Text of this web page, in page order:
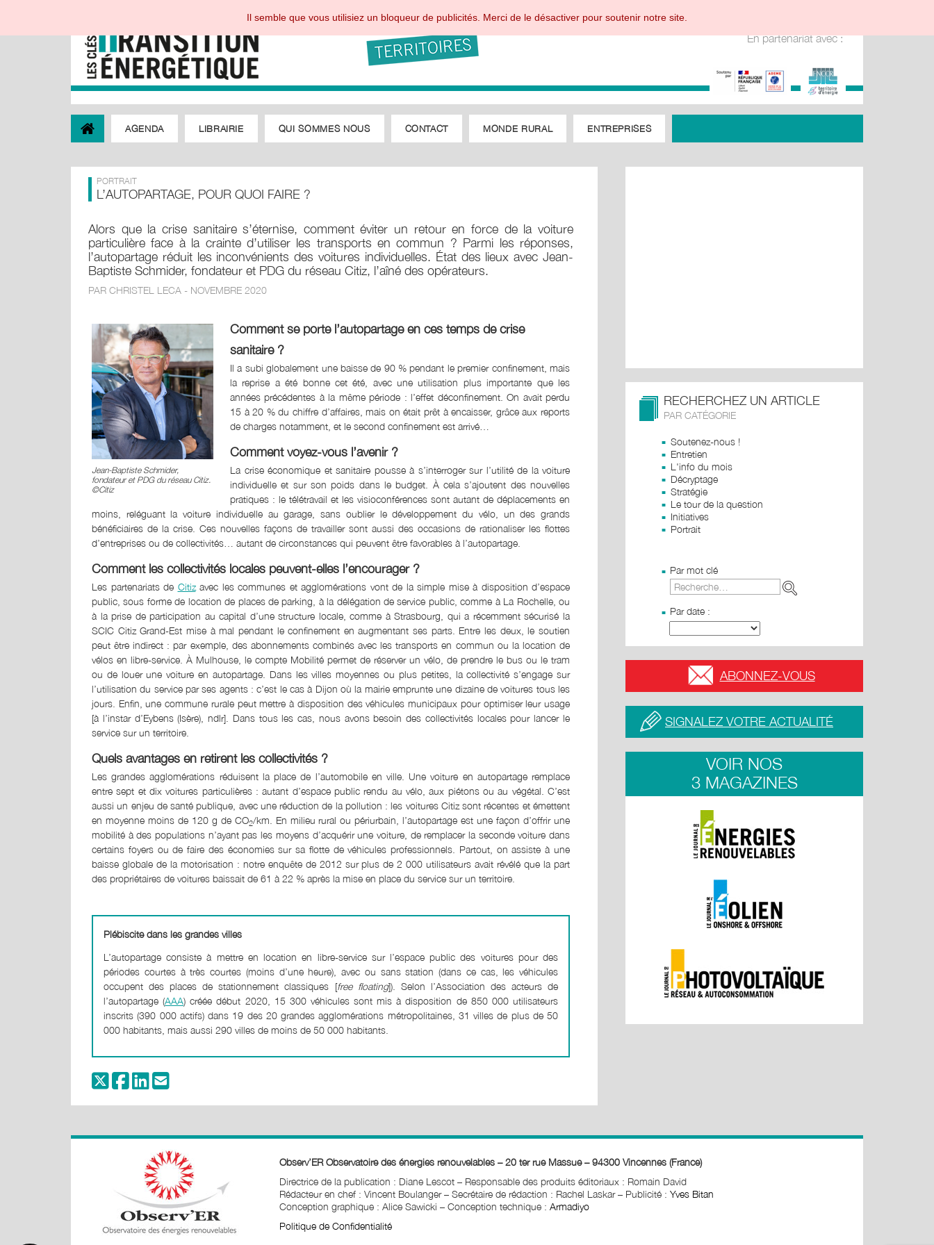
En partenariat avec :
AGENDA LIBRAIRIE QUI SOMMES NOUS CONTACT MONDE RURAL ENTREPRISES
PORTRAIT
L’AUTOPARTAGE, POUR QUOI FAIRE ?
Alors que la crise sanitaire s’éternise, comment éviter un retour en force de la voiture
particulière face à la crainte d’utiliser les transports en commun ? Parmi les réponses,
l’autopartage réduit les inconvénients des voitures individuelles. État des lieux avec Jean-
Baptiste Schmider, fondateur et PDG du réseau Citiz, l’aîné des opérateurs.
PAR CHRISTEL LECA - NOVEMBRE 2020
Jean-Baptiste Schmider,
fondateur et PDG du réseau Citiz.
©Citiz
Comment se porte l’autopartage en ces temps de crise
sanitaire ?
Il a subi globalement une baisse de 90 % pendant le premier confinement, mais
la reprise a été bonne cet été, avec une utilisation plus importante que les
années précédentes à la même période : l’effet déconfinement. On avait perdu
15 à 20 % du chiffre d’affaires, mais on était prêt à encaisser, grâce aux reports
de charges notamment, et le second confinement est arrivé…
Comment voyez-vous l’avenir ?
La crise économique et sanitaire pousse à s’interroger sur l’utilité de la voiture
individuelle et sur son poids dans le budget. À cela s’ajoutent des nouvelles
pratiques : le télétravail et les visioconférences sont autant de déplacements en
moins, reléguant la voiture individuelle au garage, sans oublier le développement du vélo, un des grands
bénéficiaires de la crise. Ces nouvelles façons de travailler sont aussi des occasions de rationaliser les flottes
d’entreprises ou de collectivités… autant de circonstances qui peuvent être favorables à l’autopartage.
Comment les collectivités locales peuvent-elles l’encourager ?
Les partenariats de Citizavec les communes et agglomérations vont de la simple mise à disposition d’espace
public, sous forme de location de places de parking, à la délégation de service public, comme à La Rochelle, ou
à la prise de participation au capital d’une structure locale, comme à Strasbourg, qui a récemment sécurisé la
SCIC Citiz Grand-Est mise à mal pendant le confinement en augmentant ses parts. Entre les deux, le soutien
peut être indirect : par exemple, des abonnements combinés avec les transports en commun ou la location de
vélos en libre-service. À Mulhouse, le compte Mobilité permet de réserver un vélo, de prendre le bus ou le tram
ou de louer une voiture en autopartage. Dans les villes moyennes ou plus petites, la collectivité s’engage sur
l’utilisation du service par ses agents : c’est le cas à Dijon où la mairie emprunte une dizaine de voitures tous les
jours. Enfin, une commune rurale peut mettre à disposition des véhicules municipaux pour optimiser leur usage
[à l’instar d’Eybens (Isère), ndlr]. Dans tous les cas, nous avons besoin des collectivités locales pour lancer le
service sur un territoire.
Quels avantages en retirent les collectivités ?
Les grandes agglomérations réduisent la place de l’automobile en ville. Une voiture en autopartage remplace
entre sept et dix voitures particulières : autant d’espace public rendu au vélo, aux piétons ou au végétal. C’est
aussi un enjeu de santé publique, avec une réduction de la pollution : les voitures Citiz sont récentes et émettent
en moyenne moins de 120 g de CO2/km. En milieu rural ou périurbain, l’autopartage est une façon d’offrir une
mobilité à des populations n’ayant pas les moyens d’acquérir une voiture, de remplacer la seconde voiture dans
certains foyers ou de faire des économies sur sa flotte de véhicules professionnels. Partout, on assiste à une
baisse globale de la motorisation : notre enquête de 2012 sur plus de 2 000 utilisateurs avait révélé que la part
des propriétaires de voitures baissait de 61 à 22 % après la mise en place du service sur un territoire.
Plébiscite dans les grandes villes
L’autopartage consiste à mettre en location en libre-service sur l’espace public des voitures pour des
périodes courtes à très courtes (moins d’une heure), avec ou sans station (dans ce cas, les véhicules
occupent des places de stationnement classiques [free floating]). Selon l’Association des acteurs de
l’autopartage (AAA) créée début 2020, 15 300 véhicules sont mis à disposition de 850 000 utilisateurs
inscrits (390 000 actifs) dans 19 des 20 grandes agglomérations métropolitaines, 31 villes de plus de 50
000 habitants, mais aussi 290 villes de moins de 50 000 habitants.
RECHERCHEZ UN ARTICLE
PAR CATÉGORIE
Soutenez-nous !
Entretien
L'info du mois
Décryptage
Stratégie
Le tour de la question
Initiatives
Portrait
Par mot clé
Par date :
ABONNEZ-VOUS
SIGNALEZ VOTRE ACTUALITÉ
VOIR NOS
3 MAGAZINES
Observ’ER Observatoire des énergies renouvelables – 20 ter rue Massue – 94300 Vincennes (France)
Directrice de la publication : Diane Lescot – Responsable des produits éditoriaux : Romain David
Rédacteur en chef : Vincent Boulanger – Secrétaire de rédaction : Rachel Laskar– Publicité : Yves Bitan
Conception graphique : Alice Sawicki – Conception technique : Armadiyo
Politique de Confidentialité
Il semble que vous utilisiez un bloqueur de publicités. Merci de le désactiver pour soutenir notre site.